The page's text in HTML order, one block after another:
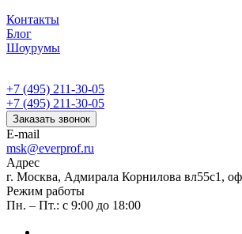
Контакты
Блог
Шоурумы
+7 (495) 211-30-05
+7 (495) 211-30-05
Заказать звонок
E-mail
msk@everprof.ru
Адрес
г. Москва, Адмирала Корнилова вл55с1,
Режим работы
Пн. – Пт.: с 9:00 до 18:00